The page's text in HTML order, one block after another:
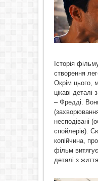
Історія
створення
Окрім цього,
цікаві деталі
– Фредді.
несподівані
спойлерів).
копійчина,
фільм
деталі з